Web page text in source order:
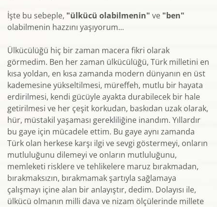
İşte bu sebeple, "ülkücü olabilmenin" ve "ben"
olabilmenin hazzını yaşıyorum...
Ülkücülüğü hiç bir zaman macera fikri olarak
görmedim. Ben her zaman ülkücülüğü, Türk milletini en
kısa yoldan, en kısa zamanda modern dünyanın en üst
kademesine yükseltilmesi, müreffeh, mutlu bir hayata
erdirilmesi, kendi gücüyle ayakta durabilecek bir hale
getirilmesi ve her çeşit korkudan, baskıdan uzak olarak,
hür, müstakil yaşaması gerekliliğine inandım. Yıllardır
bu gaye için mücadele ettim. Bu gaye aynı zamanda
Türk olan herkese karşı ilgi ve sevgi göstermeyi, onların
mutluluğunu dilemeyi ve onların mutluluğunu,
memleketi risklere ve tehlikelere maruz bırakmadan,
bırakmaksızın, bırakmamak şartıyla sağlamaya
çalışmayı içine alan bir anlayıştır, dedim. Dolayısı ile,
ülkücü olmanın milli dava ve nizam ölçülerinde millete